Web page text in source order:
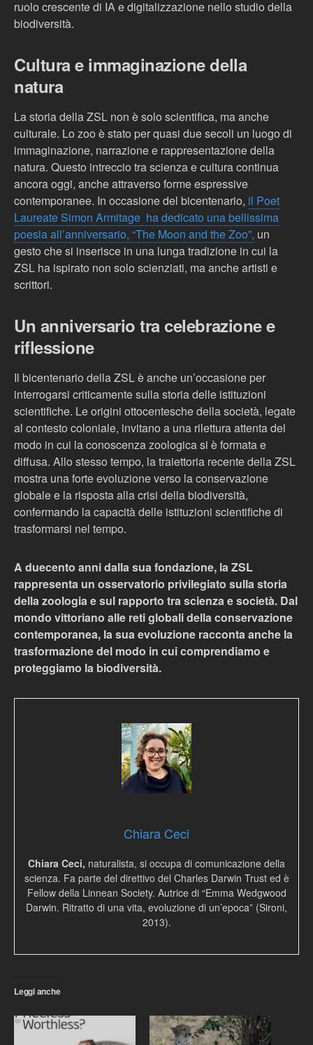
ruolo crescente di IA e digitalizzazione nello studio della
biodiversità.
Cultura e immaginazione della
natura
La storia della ZSL non è solo scientifica, ma anche
culturale. Lo zoo è stato per quasi due secoli un luogo di
immaginazione, narrazione e rappresentazione della
natura. Questo intreccio tra scienza e cultura continua
ancora oggi, anche attraverso forme espressive
contemporanee. In occasione del bicentenario, il Poet
Laureate Simon Armitage ha dedicato una bellissima
poesia all’anniversario, “The Moon and the Zoo”, un
gesto che si inserisce in una lunga tradizione in cui la
ZSL ha ispirato non solo scienziati, ma anche artisti e
scrittori.
Un anniversario tra celebrazione e
riflessione
Il bicentenario della ZSL è anche un’occasione per
interrogarsi criticamente sulla storia delle istituzioni
scientifiche. Le origini ottocentesche della società, legate
al contesto coloniale, invitano a una rilettura attenta del
modo in cui la conoscenza zoologica si è formata e
diffusa. Allo stesso tempo, la traiettoria recente della ZSL
mostra una forte evoluzione verso la conservazione
globale e la risposta alla crisi della biodiversità,
confermando la capacità delle istituzioni scientifiche di
trasformarsi nel tempo.
A duecento anni dalla sua fondazione, la ZSL
rappresenta un osservatorio privilegiato sulla storia
della zoologia e sul rapporto tra scienza e società. Dal
mondo vittoriano alle reti globali della conservazione
contemporanea, la sua evoluzione racconta anche la
trasformazione del modo in cui comprendiamo e
proteggiamo la biodiversità.
Chiara Ceci
Chiara Ceci, naturalista, si occupa di comunicazione della
scienza. Fa parte del direttivo del Charles Darwin Trust ed è
Fellow della Linnean Society. Autrice di “Emma Wedgwood
Darwin. Ritratto di una vita, evoluzione di un’epoca” (Sironi,
2013).
Leggi anche